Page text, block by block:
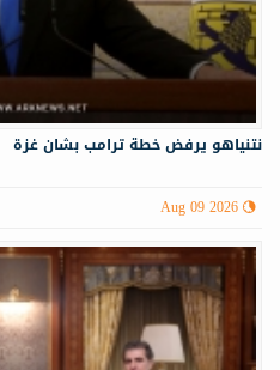
نتنياهو يرفض خطة ترامب بشان غزة
Aug 09 2026